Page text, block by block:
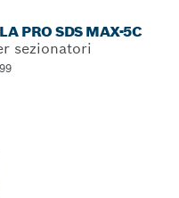
PRO SDS MAX-5C
sezionatori